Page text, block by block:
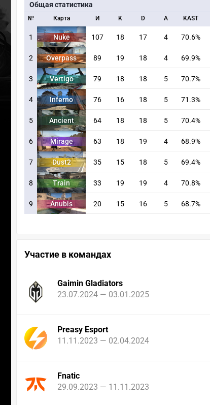
Общая статистика
№ Карта И K D A KAST
1 Nuke 107 18 17 4 70.6%
2 Overpass 89 19 18 4 69.9%
3 Vertigo 79 18 18 5 70.7%
4 Inferno 76 16 18 5 71.3%
5 Ancient 64 18 18 5 70.4%
6 Mirage 63 18 19 4 68.9%
7 Dust2 35 15 18 5 69.4%
8 Train 33 19 19 4 70.8%
9 Anubis 20 15 16 5 68.7%
Участие в командах
Gaimin Gladiators
23.07.2024 — 03.01.2025
Preasy Esport
11.11.2023 — 02.04.2024
Fnatic
29.09.2023 — 11.11.2023